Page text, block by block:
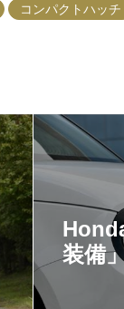
コンパクトハッチ
装備